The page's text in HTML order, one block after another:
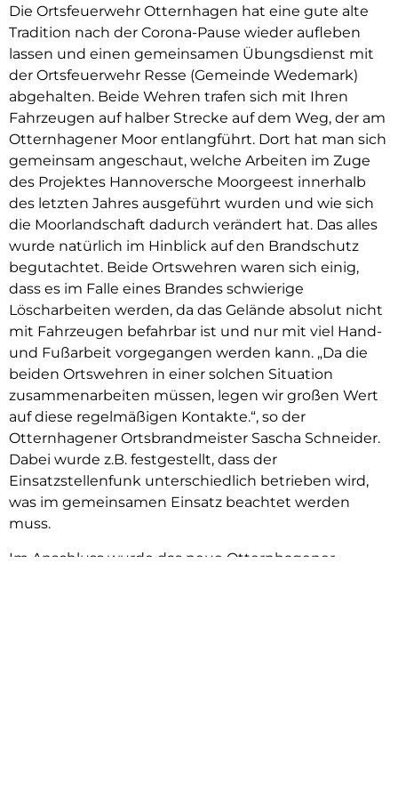
Die Ortsfeuerwehr Otternhagen hat eine gute alte
Tradition nach der Corona-Pause wieder aufleben
lassen und einen gemeinsamen Übungsdienst mit
der Ortsfeuerwehr Resse (Gemeinde Wedemark)
abgehalten. Beide Wehren trafen sich mit Ihren
Fahrzeugen auf halber Strecke auf dem Weg, der am
Otternhagener Moor entlangführt. Dort hat man sich
gemeinsam angeschaut, welche Arbeiten im Zuge
des Projektes Hannoversche Moorgeest innerhalb
des letzten Jahres ausgeführt wurden und wie sich
die Moorlandschaft dadurch verändert hat. Das alles
wurde natürlich im Hinblick auf den Brandschutz
begutachtet. Beide Ortswehren waren sich einig,
dass es im Falle eines Brandes schwierige
Löscharbeiten werden, da das Gelände absolut nicht
mit Fahrzeugen befahrbar ist und nur mit viel Hand-
und Fußarbeit vorgegangen werden kann. „Da die
beiden Ortswehren in einer solchen Situation
zusammenarbeiten müssen, legen wir großen Wert
auf diese regelmäßigen Kontakte.“, so der
Otternhagener Ortsbrandmeister Sascha Schneider.
Dabei wurde z.B. festgestellt, dass der
Einsatzstellenfunk unterschiedlich betrieben wird,
was im gemeinsamen Einsatz beachtet werden
muss.
Im Anschluss wurde das neue Otternhagener